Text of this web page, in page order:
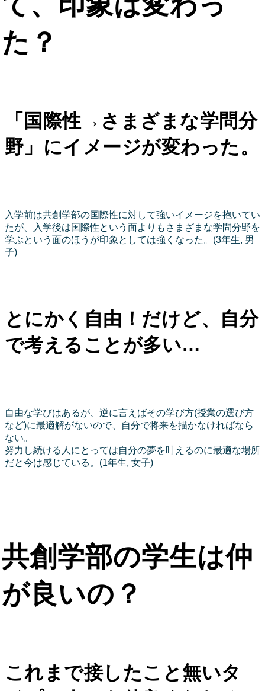
た？
「国際性→さまざまな学問分
野」にイメージが変わった。
入学前は共創学部の国際性に対して強いイメージを抱いてい
たが、入学後は国際性という面よりもさまざまな学問分野を
学ぶという面のほうが印象としては強くなった。(3年生, 男
子)
とにかく自由！だけど、自分
で考えることが多い…
自由な学びはあるが、逆に言えばその学び方(授業の選び方
など)に最適解がないので、自分で将来を描かなければなら
ない。
努力し続ける人にとっては自分の夢を叶えるのに最適な場所
だと今は感じている。(1年生, 女子)
共創学部の学生は仲
が良いの？
これまで接したこと無いタ